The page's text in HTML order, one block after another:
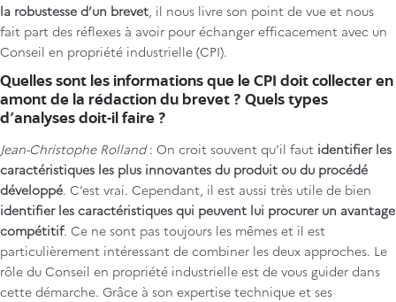
la robustesse d’un brevet, il nous livre son point de vue et nous
fait part des réflexes à avoir pour échanger efficacement avec un
Conseil en propriété industrielle (CPI).
Quelles sont les informations que le CPI doit collecter en
amont de la rédaction du brevet ? Quels types
d’analyses doit-il faire ?
Jean-Christophe Rolland: On croit souvent qu’il faut identifier les
caractéristiques les plus innovantes du produit ou du procédé
développé. C’est vrai. Cependant, il est aussi très utile de bien
identifier les caractéristiques qui peuvent lui procurer un avantage
compétitif. Ce ne sont pas toujours les mêmes et il est
particulièrement intéressant de combiner les deux approches. Le
rôle du Conseil en propriété industrielle est de vous guider dans
cette démarche. Grâce à son expertise technique et ses